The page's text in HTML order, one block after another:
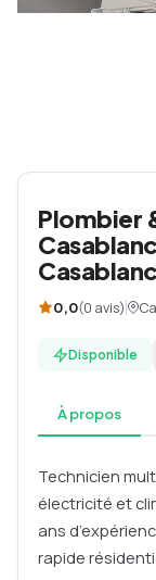
Plombier
0,0(0 avis)
Disponible
À propos
Technicien
électricité et
ans
rapide